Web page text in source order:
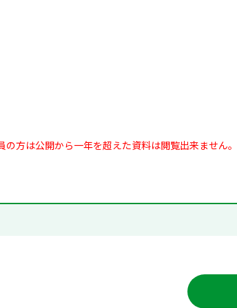
の方は公開から一年を超えた資料は閲覧出来ません。